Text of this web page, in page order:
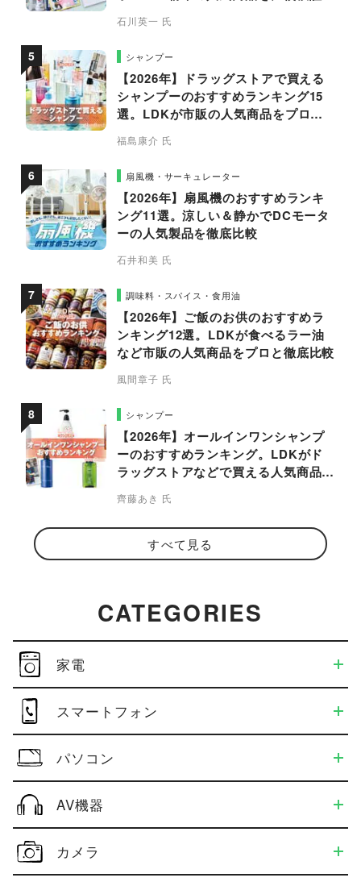
石川英一 氏
シャンプー
【2026年】ドラッグストアで買える
シャンプーのおすすめランキング15
選。LDKが市販の人気商品をプロと
福島康介 氏
扇風機・サーキュレーター
【2026年】扇風機のおすすめランキ
ング11選。涼しい＆静かでDCモータ
ーの人気製品を徹底比較
石井和美 氏
調味料・スパイス・食用油
【2026年】ご飯のお供のおすすめラ
ンキング12選。LDKが食べるラー油
など市販の人気商品をプロと徹底比較
風間章子 氏
シャンプー
【2026年】オールインワンシャンプ
ーのおすすめランキング。LDKがド
ラッグストアなどで買える人気商品を
齊藤あき 氏
すべて見る
CATEGORIES
家電
スマートフォン
パソコン
AV機器
カメラ